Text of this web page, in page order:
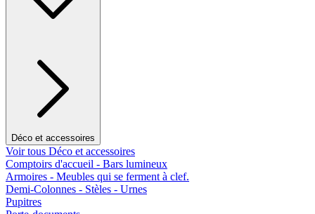
Déco et accessoires
Voir tous Déco et accessoires
Comptoirs d'accueil - Bars lumineux
Armoires - Meubles qui se ferment à clef.
Demi-Colonnes - Stèles - Urnes
Pupitres